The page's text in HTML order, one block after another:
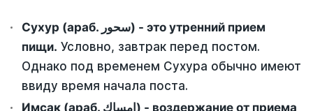
Сухур (араб. سحور) - это утренний прием
пищи. Условно, завтрак перед постом.
Однако под временем Сухура обычно имеют
ввиду время начала поста.
Имсак (араб. إمساك) - воздержание от приема